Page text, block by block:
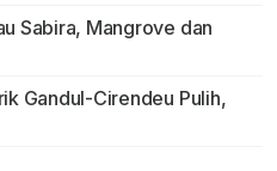
Sabira, Mangrove dan
Gandul-Cirendeu Pulih,